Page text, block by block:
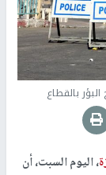
بالقطاع
، اليوم السبت، أن